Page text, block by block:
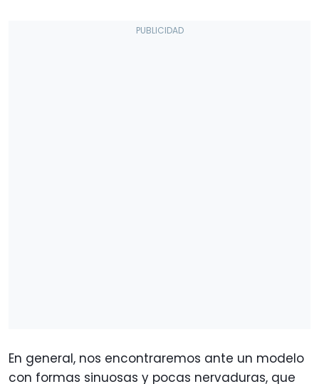
En general, nos encontraremos ante un modelo
con formas sinuosas y pocas nervaduras, que